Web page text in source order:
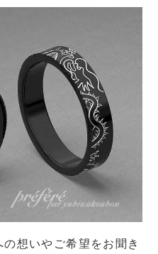
想いやご希望をお聞き